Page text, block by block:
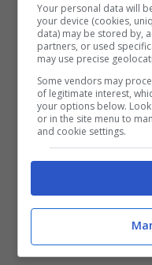
nuovo album
Your personal data will
your device (cookies,
data) may be stored by,
partners, or used
may use precise
Some vendors may
of legitimate interest,
your options below.
or in the site menu to
and cookie settings.